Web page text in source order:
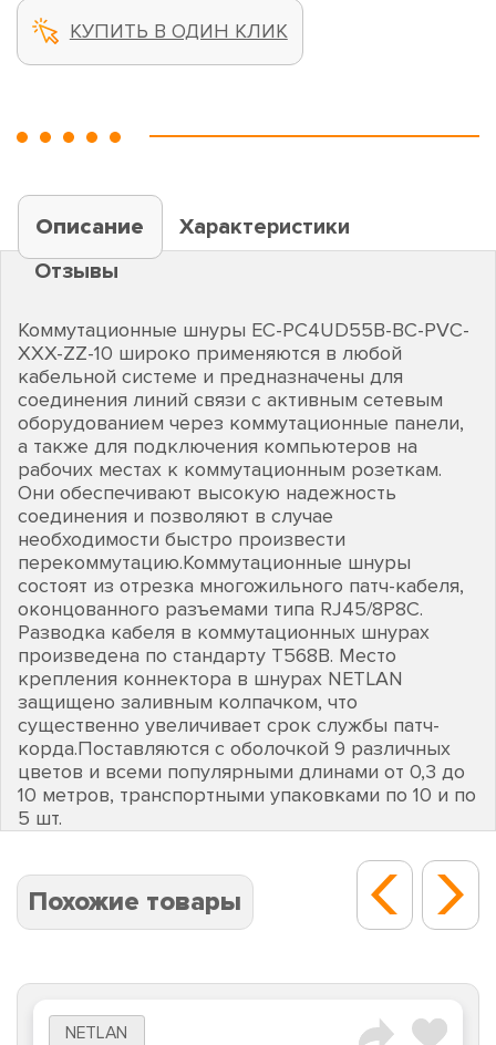
КУПИТЬ В ОДИН КЛИК
Описание
Характеристики
Отзывы
Коммутационные шнуры EC-PC4UD55B-BC-PVC-
XXX-ZZ-10 широко применяются в любой
кабельной системе и предназначены для
соединения линий связи с активным сетевым
оборудованием через коммутационные панели,
а также для подключения компьютеров на
рабочих местах к коммутационным розеткам.
Они обеспечивают высокую надежность
соединения и позволяют в случае
необходимости быстро произвести
перекоммутацию.Коммутационные шнуры
состоят из отрезка многожильного патч-кабеля,
оконцованного разъемами типа RJ45/8P8C.
Разводка кабеля в коммутационных шнурах
произведена по стандарту T568B. Место
крепления коннектора в шнурах NETLAN
защищено заливным колпачком, что
существенно увеличивает срок службы патч-
корда.Поставляются с оболочкой 9 различных
цветов и всеми популярными длинами от 0,3 до
10 метров, транспортными упаковками по 10 и по
5 шт.
Похожие товары